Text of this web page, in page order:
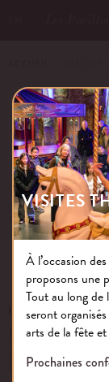
VISITES
À l’occasion
proposons une
Tout au long de
seront
arts de la fête
Prochaines
INSCRIVEZ-